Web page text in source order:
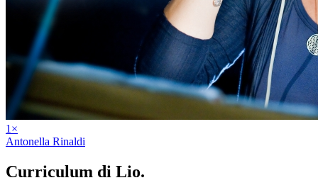
1 ×
Antonella Rinaldi
Curriculum di Lio.